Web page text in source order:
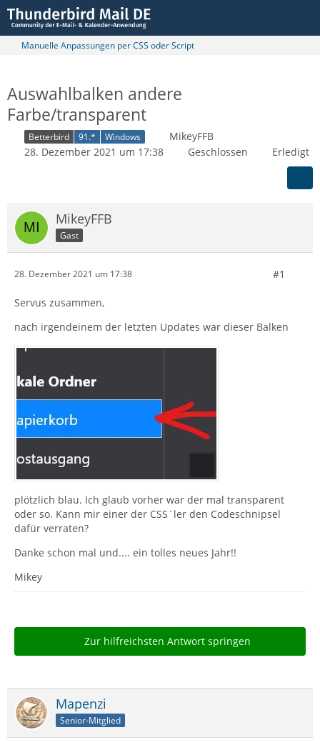
Manuelle Anpassungen per CSS oder Script
Auswahlbalken andere
Farbe/transparent
Betterbird 91.* Windows
MikeyFFB
28. Dezember 2021 um 17:38
Geschlossen Erledigt
MikeyFFB
Gast
28. Dezember 2021 um 17:38 #1
Servus zusammen,
nach irgendeinem der letzten Updates war dieser Balken
plötzlich blau. Ich glaub vorher war der mal transparent
oder so. Kann mir einer der CSS`ler den Codeschnipsel
dafür verraten?
Danke schon mal und.... ein tolles neues Jahr!!
Mikey
Zur hilfreichsten Antwort springen
Mapenzi
Senior-Mitglied